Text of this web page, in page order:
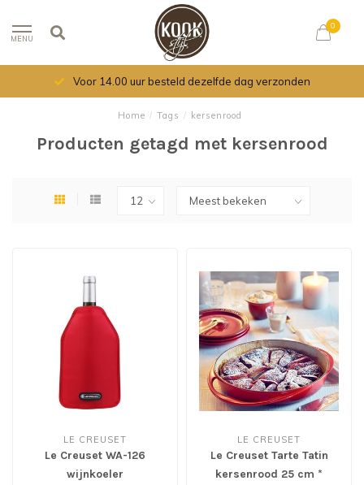
MENU
0
Voor 14.00 uur besteld dezelfde dag verzonden
Home / Tags / kersenrood
Producten getagd met kersenrood
LE CREUSET
Le Creuset WA-126
wijnkoeler
LE CREUSET
Le Creuset Tarte Tatin
kersenrood 25 cm *